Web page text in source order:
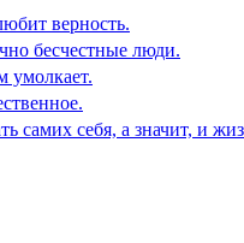
верность.
бесчестные люди.
умолкает.
самих себя, а значит, и